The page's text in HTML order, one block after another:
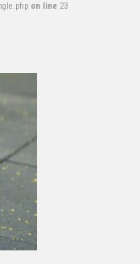
on line 23